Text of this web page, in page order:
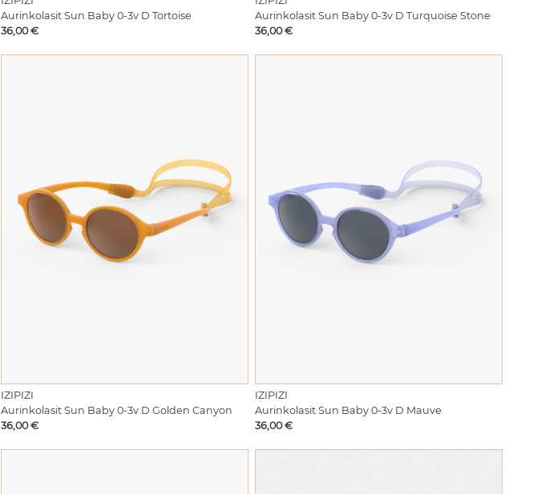
Aurinkolasit Sun Baby 0-3v D Tortoise
Hinta
36,00 €
Aurinkolasit Sun Baby 0-3v D Turquoise Stone
Hinta
36,00 €
IZIPIZI
Aurinkolasit Sun Baby 0-3v D Golden Canyon
Hinta
36,00 €
IZIPIZI
Aurinkolasit Sun Baby 0-3v D Mauve
Hinta
36,00 €